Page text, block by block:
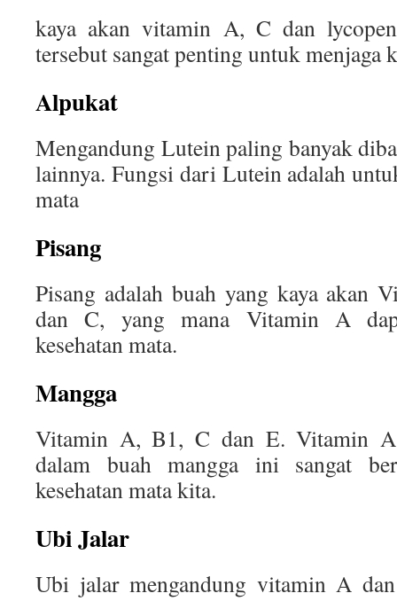
kaya akan vitamin A, C dan
tersebut sangat penting untuk menjaga
Alpukat
Mengandung Lutein paling banyak
lainnya. Fungsi dari Lutein adalah
mata
Pisang
Pisang adalah buah yang kaya akan
dan C, yang mana Vitamin A
kesehatan mata.
Mangga
Vitamin A, B1, C dan E. Vitamin A
dalam buah mangga ini sangat
kesehatan mata kita.
Ubi Jalar
Ubi jalar mengandung vitamin A